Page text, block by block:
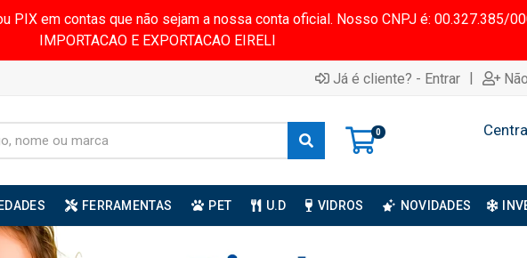
PIX em contas que não sejam a nossa conta oficial. Nosso CNPJ é: 00.327.385/
IMPORTACAO E EXPORTACAO EIRELI
Já é cliente? - Entrar |
0
FERRAMENTAS PET U.D VIDROS NOVIDADES